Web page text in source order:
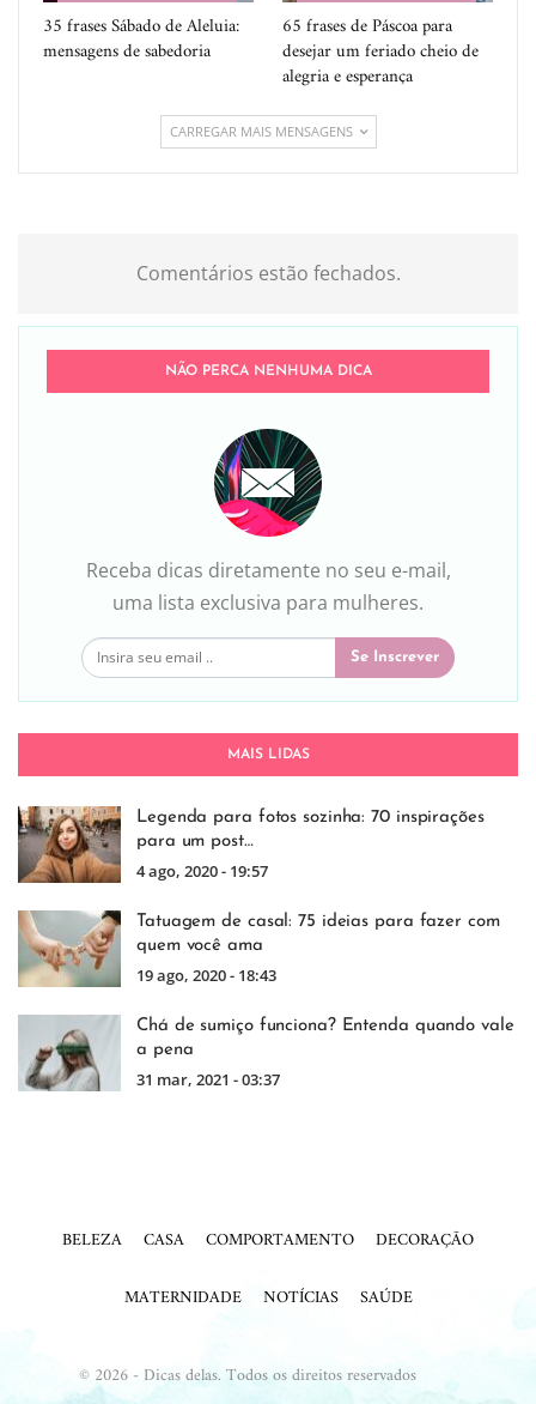
35 frases Sábado de Aleluia:
mensagens de sabedoria
65 frases de Páscoa para
desejar um feriado cheio de
alegria e esperança
CARREGAR MAIS MENSAGENS
Comentários estão fechados.
NÃO PERCA NENHUMA DICA
Receba dicas diretamente no seu e-mail,
uma lista exclusiva para mulheres.
Se Inscrever
MAIS LIDAS
Legenda para fotos sozinha: 70 inspirações
para um post…
4 ago, 2020 - 19:57
Tatuagem de casal: 75 ideias para fazer com
quem você ama
19 ago, 2020 - 18:43
Chá de sumiço funciona? Entenda quando vale
a pena
31 mar, 2021 - 03:37
BELEZA CASA COMPORTAMENTO
DECORAÇÃO
MATERNIDADE
NOTÍCIAS SAÚDE
© 2026 - Dicas delas. Todos os direitos reservados